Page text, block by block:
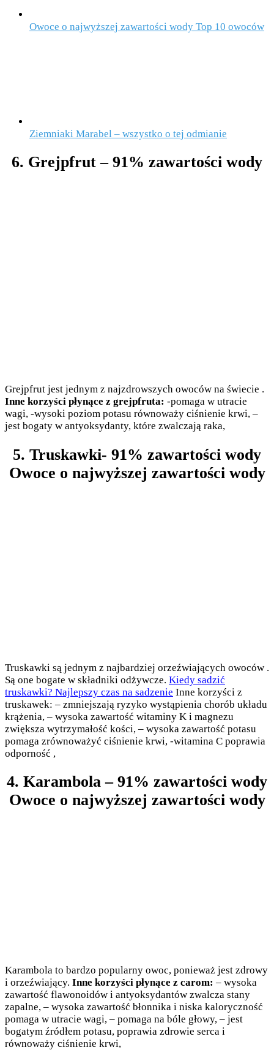
Owoce o najwyższej zawartości wody Top 10 owoców
Ziemniaki Marabel – wszystko o tej odmianie
6. Grejpfrut – 91% zawartości wody
Grejpfrut jest jednym z najzdrowszych owoców na świecie .
Inne korzyści płynące z grejpfruta: -pomaga w utracie
wagi, -wysoki poziom potasu równoważy ciśnienie krwi, –
jest bogaty w antyoksydanty, które zwalczają raka,
5. Truskawki- 91% zawartości wody
Owoce o najwyższej zawartości wody
Truskawki są jednym z najbardziej orzeźwiających owoców .
Są one bogate w składniki odżywcze. Kiedy sadzić
truskawki? Najlepszy czas na sadzenie Inne korzyści z
truskawek: – zmniejszają ryzyko wystąpienia chorób układu
krążenia, – wysoka zawartość witaminy K i magnezu
zwiększa wytrzymałość kości, – wysoka zawartość potasu
pomaga zrównoważyć ciśnienie krwi, -witamina C poprawia
odporność ,
4. Karambola – 91% zawartości wody
Owoce o najwyższej zawartości wody
Karambola to bardzo popularny owoc, ponieważ jest zdrowy
i orzeźwiający. Inne korzyści płynące z carom: – wysoka
zawartość flawonoidów i antyoksydantów zwalcza stany
zapalne, – wysoka zawartość błonnika i niska kaloryczność
pomaga w utracie wagi, – pomaga na bóle głowy, – jest
bogatym źródłem potasu, poprawia zdrowie serca i
równoważy ciśnienie krwi,